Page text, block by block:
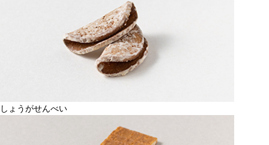
しょうがせんべい